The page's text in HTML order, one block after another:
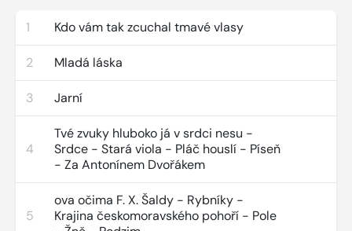
1 Kdo vám tak zcuchal tmavé vlasy
2 Mladá láska
3 Jarní
4
Tvé zvuky hluboko já v srdci nesu -
Srdce - Stará viola - Pláč houslí - Píseň
- Za Antonínem Dvořákem
5
ova očima F. X. Šaldy - Rybníky -
Krajina českomoravského pohoří - Pole